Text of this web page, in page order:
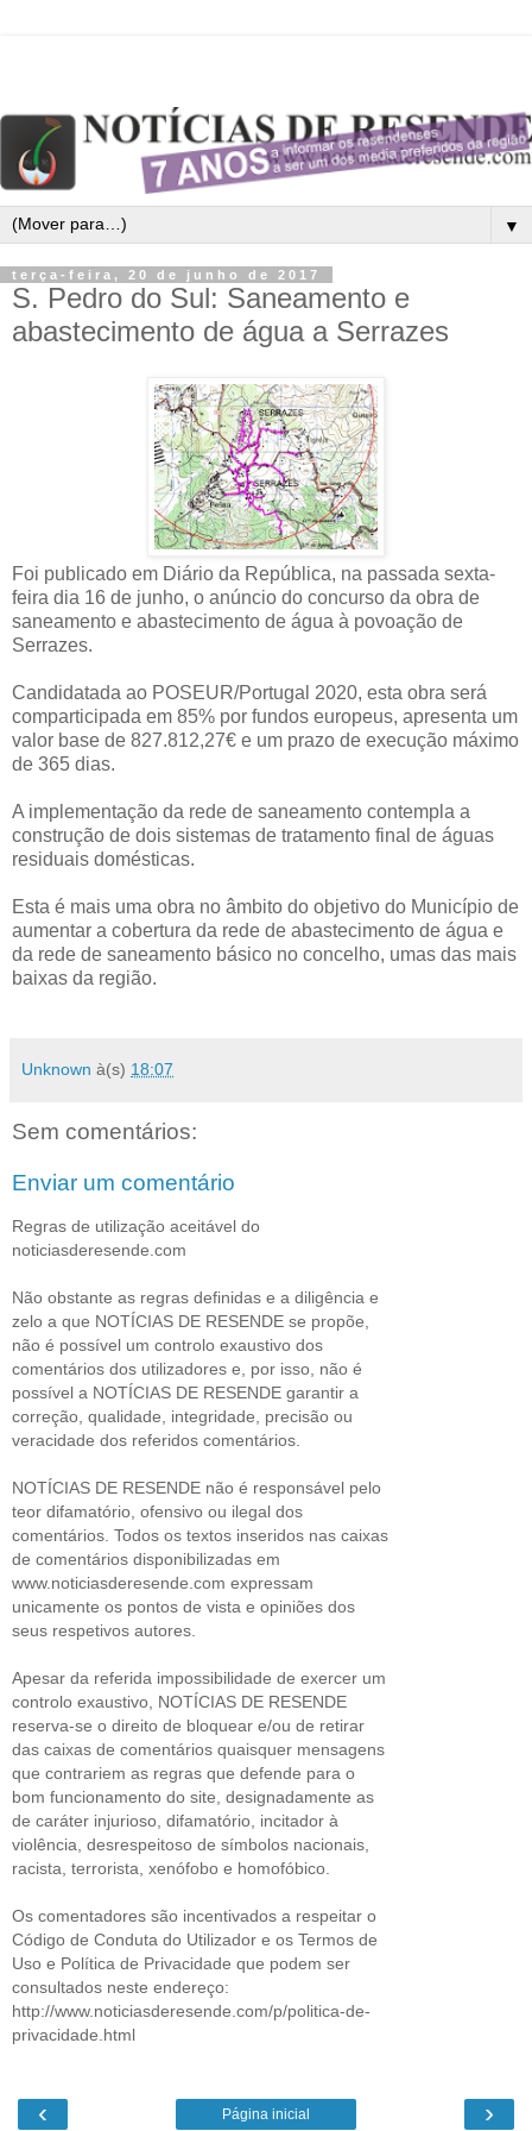
▼
terça-feira, 20 de junho de 2017
S. Pedro do Sul: Saneamento e
abastecimento de água a Serrazes
Foi publicado em Diário da República, na passada sexta-
feira dia 16 de junho, o anúncio do concurso da obra de
saneamento e abastecimento de água à povoação de
Serrazes.
Candidatada ao POSEUR/Portugal 2020, esta obra será
comparticipada em 85% por fundos europeus, apresenta um
valor base de 827.812,27€ e um prazo de execução máximo
de 365 dias.
A implementação da rede de saneamento contempla a
construção de dois sistemas de tratamento final de águas
residuais domésticas.
Esta é mais uma obra no âmbito do objetivo do Município de
aumentar a cobertura da rede de abastecimento de água e
da rede de saneamento básico no concelho, umas das mais
baixas da região.
Unknown à(s) 18:07
Sem comentários:
Enviar um comentário
Regras de utilização aceitável do
noticiasderesende.com
Não obstante as regras definidas e a diligência e
zelo a que NOTÍCIAS DE RESENDE se propõe,
não é possível um controlo exaustivo dos
comentários dos utilizadores e, por isso, não é
possível a NOTÍCIAS DE RESENDE garantir a
correção, qualidade, integridade, precisão ou
veracidade dos referidos comentários.
NOTÍCIAS DE RESENDE não é responsável pelo
teor difamatório, ofensivo ou ilegal dos
comentários. Todos os textos inseridos nas caixas
de comentários disponibilizadas em
www.noticiasderesende.com expressam
unicamente os pontos de vista e opiniões dos
seus respetivos autores.
Apesar da referida impossibilidade de exercer um
controlo exaustivo, NOTÍCIAS DE RESENDE
reserva-se o direito de bloquear e/ou de retirar
das caixas de comentários quaisquer mensagens
que contrariem as regras que defende para o
bom funcionamento do site, designadamente as
de caráter injurioso, difamatório, incitador à
violência, desrespeitoso de símbolos nacionais,
racista, terrorista, xenófobo e homofóbico.
Os comentadores são incentivados a respeitar o
Código de Conduta do Utilizador e os Termos de
Uso e Política de Privacidade que podem ser
consultados neste endereço:
http://www.noticiasderesende.com/p/politica-de-
privacidade.html
‹ ›
Página inicial